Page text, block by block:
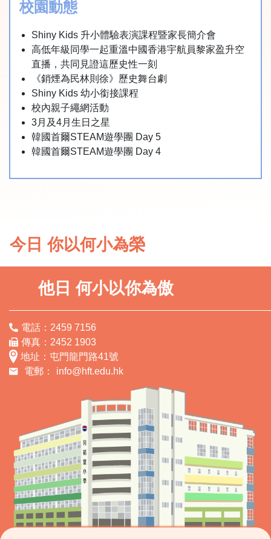
校園動態
Shiny Kids 升小體驗表演課程暨家長簡介會
高低年級同學一起重溫中國香港宇航員黎家盈升空
直播，共同見證這歷史性一刻
《銷煙為民林則徐》歷史舞台劇
Shiny Kids 幼小銜接課程
校內親子繩網活動
3月及4月生日之星
韓國首爾STEAM遊學團 Day 5
韓國首爾STEAM遊學團 Day 4
今日 你以何小為榮
他日 何小以你為傲
電話：2459 7156
傳真：2452 1903
地址：屯門龍門路41號
電郵：
info@hft.edu.hk